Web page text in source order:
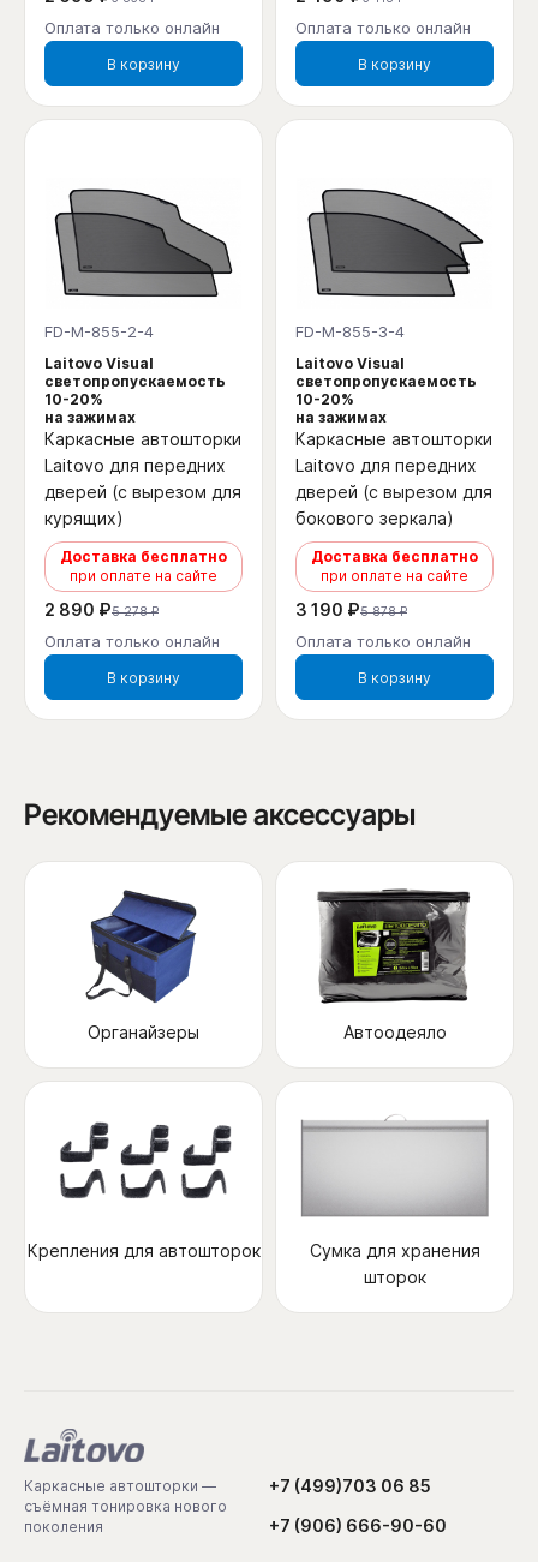
Оплата только онлайн
В корзину
Оплата только онлайн
В корзину
FD-M-855-2-4
Laitovo Visual
светопропускаемость
10-20%
на зажимах
Каркасные автошторки
Laitovo для передних
дверей (с вырезом для
курящих)
Доставка бесплатно
при оплате на сайте
2 890 ₽5 278 ₽
Оплата только онлайн
В корзину
FD-M-855-3-4
Laitovo Visual
светопропускаемость
10-20%
на зажимах
Каркасные автошторки
Laitovo для передних
дверей (с вырезом для
бокового зеркала)
Доставка бесплатно
при оплате на сайте
3 190 ₽5 878 ₽
Оплата только онлайн
В корзину
Рекомендуемые аксессуары
Органайзеры Автоодеяло
Крепления для автошторок
Сумка для хранения
шторок
Каркасные автошторки —
съёмная тонировка нового
поколения
+7 (499)703 06 85
+7 (906) 666-90-60